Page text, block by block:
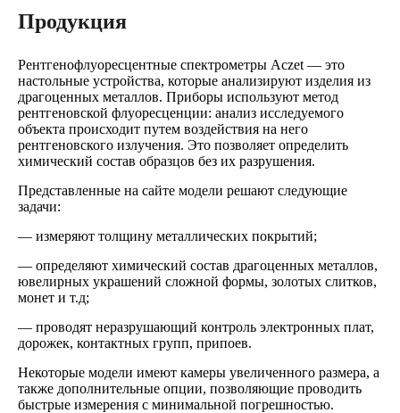
Продукция
Рентгенофлуоресцентные спектрометры Aczet — это
настольные устройства, которые анализируют изделия из
драгоценных металлов. Приборы используют метод
рентгеновской флуоресценции: анализ исследуемого
объекта происходит путем воздействия на него
рентгеновского излучения. Это позволяет определить
химический состав образцов без их разрушения.
Представленные на сайте модели решают следующие
задачи:
— измеряют толщину металлических покрытий;
— определяют химический состав драгоценных металлов,
ювелирных украшений сложной формы, золотых слитков,
монет и т.д;
— проводят неразрушающий контроль электронных плат,
дорожек, контактных групп, припоев.
Некоторые модели имеют камеры увеличенного размера, а
также дополнительные опции, позволяющие проводить
быстрые измерения с минимальной погрешностью.